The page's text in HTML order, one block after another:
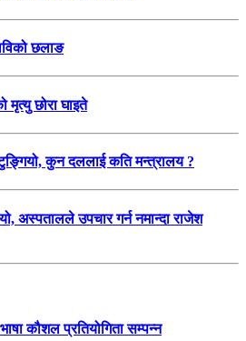
छलाङ
मृत्यु छोरा घाइते
कुन दललाई कति मन्त्रालय ?
अस्पतालले उपचार गर्न नमान्दा राजेश
कौशल प्रतियोगिता सम्पन्न